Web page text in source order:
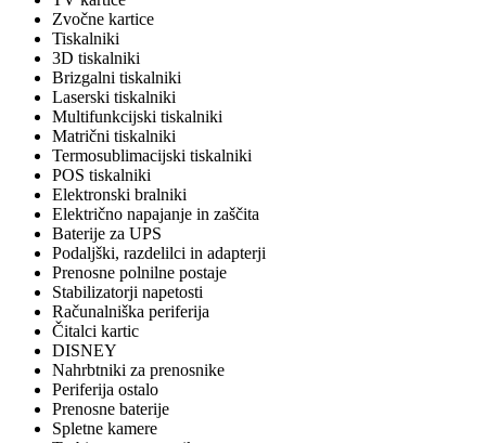
Zvočne kartice
Tiskalniki
3D tiskalniki
Brizgalni tiskalniki
Laserski tiskalniki
Multifunkcijski tiskalniki
Matrični tiskalniki
Termosublimacijski tiskalniki
POS tiskalniki
Elektronski bralniki
Električno napajanje in zaščita
Baterije za UPS
Podaljški, razdelilci in adapterji
Prenosne polnilne postaje
Stabilizatorji napetosti
Računalniška periferija
Čitalci kartic
DISNEY
Nahrbtniki za prenosnike
Periferija ostalo
Prenosne baterije
Spletne kamere